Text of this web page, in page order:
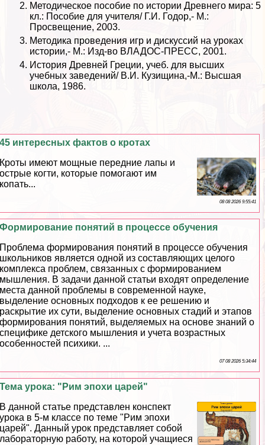
Методическое пособие по истории Древнего мира: 5
кл.: Пособие для учителя/ Г.И. Годор,- М.:
Просвещение, 2003.
Методика проведения игр и дискуссий на уроках
истории,- М.: Изд-во ВЛАДОС-ПРЕСС, 2001.
История Древней Греции, учеб. для высших
учебных заведений/ В.И. Кузищина,-М.: Высшая
школа, 1986.
45 интересных фактов о кротах
Кроты имеют мощные передние лапы и
острые когти, которые помогают им
копать...
08 08 2026 9:55:41
Формирование понятий в процессе обучения
Проблема формирования понятий в процессе обучения
школьников является одной из составляющих целого
комплекса проблем, связанных с формированием
мышления. В задачи данной статьи входят определение
места данной проблемы в современной науке,
выделение основных подходов к ее решению и
раскрытие их сути, выделение основных стадий и этапов
формирования понятий, выделяемых на основе знаний о
специфике детского мышления и учета возрастных
особенностей психики. ...
07 08 2026 5:34:44
Тема урока: "Рим эпохи царей"
В данной статье представлен конспект
урока в 5-м классе по теме "Рим эпохи
царей". Данный урок представляет собой
лабораторную работу, на которой учащиеся